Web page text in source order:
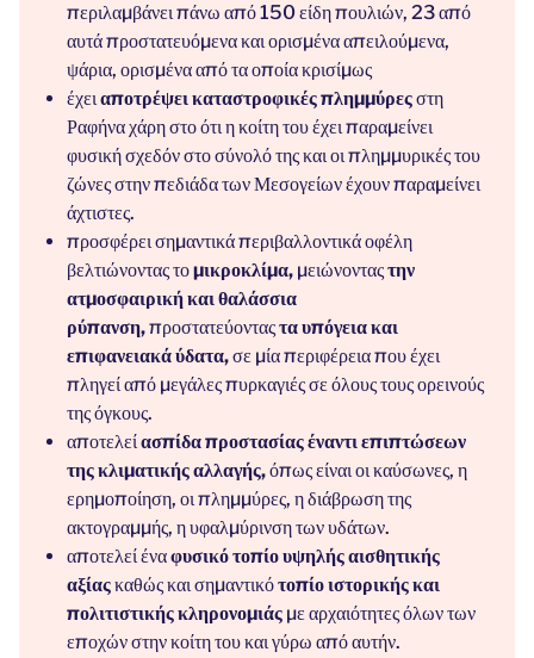
περιλαμβάνει πάνω από 150 είδη πουλιών, 23 από
αυτά προστατευόμενα και ορισμένα απειλούμενα,
ψάρια, ορισμένα από τα οποία κρισίμως
έχειαποτρέψει καταστροφικές πλημμύρεςστη
Ραφήνα χάρη στο ότι η κοίτη του έχει παραμείνει
φυσική σχεδόν στο σύνολό της και οι πλημμυρικές του
ζώνες στην πεδιάδα των Μεσογείων έχουν παραμείνει
άχτιστες.
προσφέρει σημαντικά περιβαλλοντικά οφέλη
βελτιώνοντας τομικροκλίμα, μειώνονταςτην
ατμοσφαιρική και θαλάσσια
ρύπανση,προστατεύονταςτα υπόγεια και
επιφανειακά ύδατα,σε μία περιφέρεια που έχει
πληγεί από μεγάλες πυρκαγιές σε όλους τους ορεινούς
της όγκους.
αποτελείασπίδα προστασίας έναντι επιπτώσεων
της κλιματικής αλλαγής,όπως είναι οι καύσωνες, η
ερημοποίηση, οι πλημμύρες, η διάβρωση της
ακτογραμμής, η υφαλμύρινση των υδάτων.
αποτελεί έναφυσικό τοπίο υψηλής αισθητικής
αξίαςκαθώς και σημαντικότοπίο ιστορικής και
πολιτιστικής κληρονομιάς με αρχαιότητες όλων των
εποχών στην κοίτη του και γύρω από αυτήν.